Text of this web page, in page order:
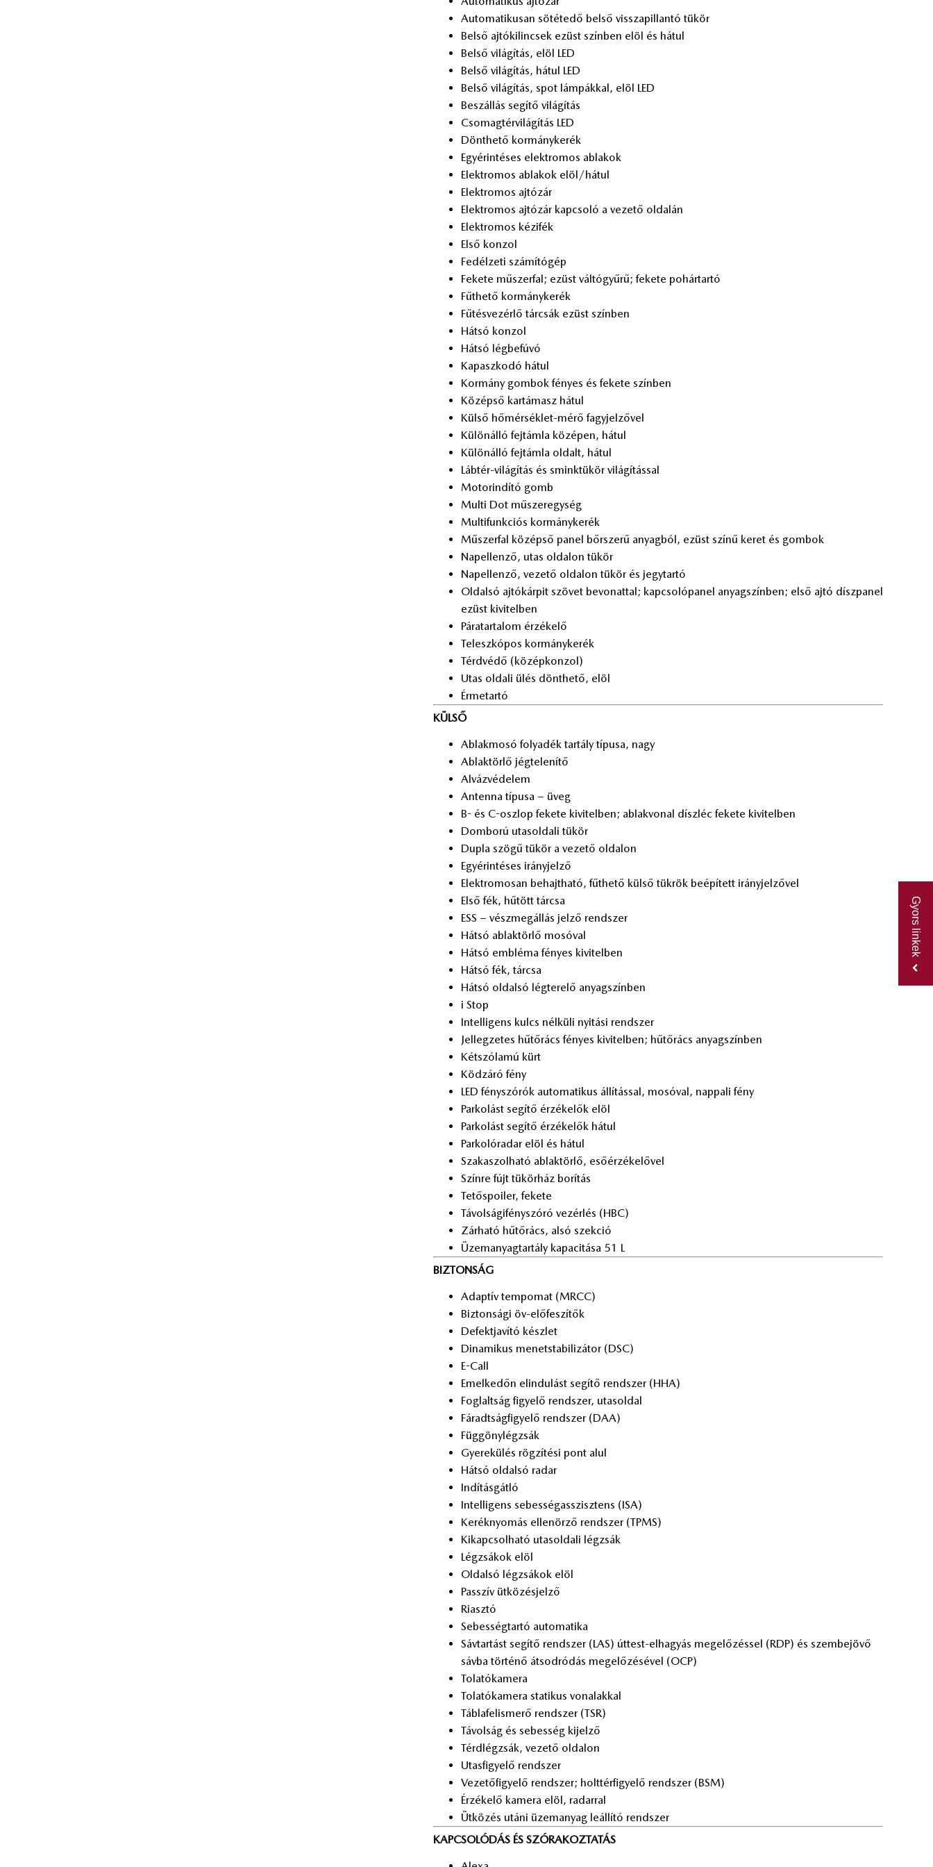
Gyors linkek
Au­to­ma­ti­ku­san sö­té­te­dő bel­ső vissza­pil­lan­tó tü­kör
Bel­ső aj­tó­ki­lin­csek ezüst szín­ben elöl és há­tul
Bel­ső vi­lá­gí­tás, elöl LED
Bel­ső vi­lá­gí­tás, há­tul LED
Bel­ső vi­lá­gí­tás, spot lám­pák­kal, elöl LED
Be­szál­lás se­gí­tő vi­lá­gí­tás
Cso­mag­tér­vi­lá­gí­tás LED
Dönt­he­tő kor­mány­ke­rék
Egy­érin­té­ses elekt­ro­mos ab­la­kok
Elekt­ro­mos ab­la­kok elöl/há­tul
Elekt­ro­mos aj­tó­zár
Elekt­ro­mos aj­tó­zár kap­cso­ló a ve­ze­tő ol­da­lán
Elekt­ro­mos ké­zi­fék
Első kon­zol
Fe­dél­ze­ti szá­mí­tó­gép
Fe­ke­te mű­szer­fal; ezüst vál­tó­gyű­rű; fe­ke­te po­hár­tar­tó
Fűt­he­tő kor­mány­ke­rék
Fű­tés­ve­zér­lő tár­csák ezüst szín­ben
Hát­só kon­zol
Hát­só lég­be­fú­vó
Ka­pasz­ko­dó há­tul
Kor­mány gom­bok fé­nyes és fe­ke­te szín­ben
Kö­zép­ső kar­tá­masz há­tul
Kül­ső hő­mér­sék­let-mérő fagy­jel­ző­vel
Kü­lön­ál­ló fej­tám­la kö­zé­pen, há­tul
Kü­lön­ál­ló fej­tám­la ol­dalt, há­tul
Láb­tér-vi­lá­gí­tás és smink­tü­kör vi­lá­gí­tás­sal
Mo­tor­in­dí­tó gomb
Mul­ti Dot mű­szer­egy­ség
Mul­ti­funk­ci­ós kor­mány­ke­rék
Mű­szer­fal kö­zép­ső pa­nel bőr­sze­rű anyag­ból, ezüst szí­nű ke­ret és gom­bok
Nap­el­len­ző, utas ol­da­lon tü­kör
Nap­el­len­ző, ve­ze­tő ol­da­lon tü­kör és jegy­tar­tó
Ol­dal­só aj­tó­kár­pit szö­vet be­vo­nat­tal; kap­cso­ló­pa­nel anyag­szín­ben; első ajtó dísz­pa­nel
ezüst ki­vi­tel­ben
Pá­ra­tar­ta­lom ér­zé­ke­lő
Te­lesz­kó­pos kor­mány­ke­rék
Térd­vé­dő (kö­zép­kon­zol)
Utas ol­da­li ülés dönt­he­tő, elöl
Ér­me­tar­tó
KÜLSŐ
Ab­lak­mo­só fo­lya­dék tar­tály tí­pu­sa, nagy
Ab­lak­tör­lő jég­te­le­ní­tő
Al­váz­vé­de­lem
An­ten­na tí­pu­sa – üveg
B- és C-osz­lop fe­ke­te ki­vi­tel­ben; ab­lak­vo­nal dísz­léc fe­ke­te ki­vi­tel­ben
Dom­bo­rú utas­ol­da­li tü­kör
Dup­la szö­gű tü­kör a ve­ze­tő ol­da­lon
Egy­érin­té­ses irány­jel­ző
Elekt­ro­mo­san be­hajt­ha­tó, fűt­he­tő kül­ső tük­rök be­épí­tett irány­jel­ző­vel
Első fék, hű­tött tár­csa
ESS – vész­meg­ál­lás jel­ző rend­szer
Hát­só ab­lak­tör­lő mo­só­val
Hát­só emb­lé­ma fé­nyes ki­vi­tel­ben
Hát­só fék, tár­csa
Hát­só ol­dal­só lég­te­re­lő anyag­szín­ben
i Stop
In­tel­li­gens kulcs nél­kü­li nyi­tá­si rend­szer
Jel­leg­ze­tes hű­tő­rács fé­nyes ki­vi­tel­ben; hű­tő­rács anyag­szín­ben
Két­szó­la­mú kürt
Köd­zá­ró fény
LED fény­szó­rók au­to­ma­ti­kus ál­lí­tás­sal, mo­só­val, nap­pa­li fény
Par­ko­lást se­gí­tő ér­zé­ke­lők elöl
Par­ko­lást se­gí­tő ér­zé­ke­lők há­tul
Par­ko­ló­ra­dar elöl és há­tul
Sza­ka­szol­ha­tó ab­lak­tör­lő, eső­ér­zé­ke­lő­vel
Szín­re fújt tü­kör­ház bo­rí­tás
Te­tő­spo­i­ler, fe­ke­te
Tá­vol­ság­i­fény­szó­ró ve­zér­lés (HBC)
Zár­ha­tó hű­tő­rács, alsó szek­ció
Üzem­anyag­tar­tály ka­pa­ci­tá­sa 51 L
BIZTONSÁG
Adap­tív tem­po­mat (MRCC)
Biz­ton­sá­gi öv-elő­fe­szí­tők
De­fekt­ja­ví­tó kész­let
Di­na­mi­kus me­net­sta­bi­li­zá­tor (DSC)
E-Call
Emel­ke­dőn el­in­du­lást se­gí­tő rend­szer (HHA)
Fog­lalt­ság fi­gye­lő rend­szer, utas­ol­dal
Fá­radt­ság­fi­gye­lő rend­szer (DAA)
Füg­göny­lég­zsák
Gye­rek­ülés rög­zí­té­si pont alul
Hát­só ol­dal­só ra­dar
In­dí­tás­gát­ló
In­tel­li­gens se­bes­ség­asszisz­tens (ISA)
Ke­rék­nyo­más el­le­nör­ző rend­szer (TPMS)
Ki­kap­csol­ha­tó utas­ol­da­li lég­zsák
Lég­zsá­kok elöl
Ol­dal­só lég­zsá­kok elöl
Passzív üt­kö­zés­jel­ző
Ri­asz­tó
Se­bes­ség­tar­tó au­to­ma­ti­ka
Sáv­tar­tást se­gí­tő rend­szer (LAS) út­test-el­ha­gyás meg­elő­zés­sel (RDP) és szem­be­jö­vő
sáv­ba tör­té­nő át­sod­ró­dás meg­elő­zé­sé­vel (OCP)
To­la­tó­ka­me­ra
To­la­tó­ka­me­ra sta­ti­kus vo­na­lak­kal
Táb­la­fel­is­me­rő rend­szer (TSR)
Tá­vol­ság és se­bes­ség ki­jel­ző
Térd­lég­zsák, ve­ze­tő ol­da­lon
Utas­fi­gye­lő rend­szer
Ve­ze­tő­fi­gye­lő rend­szer; holt­tér­fi­gye­lő rend­szer (BSM)
Ér­zé­ke­lő ka­me­ra elöl, ra­dar­ral
Üt­kö­zés utá­ni üzem­anyag le­ál­lí­tó rend­szer
KAPCSOLÓDÁS ÉS SZÓRAKOZTATÁS